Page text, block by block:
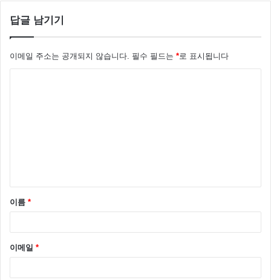
답글 남기기
이메일 주소는 공개되지 않습니다. 필수 필드는 *로 표시됩니다
이름 *
이메일 *